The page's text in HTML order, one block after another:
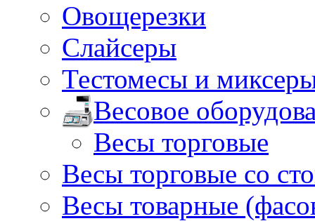
Овощерезки
Слайсеры
Тестомесы и
Весовое
Весы торговые
Весы торговые со
Весы товарные